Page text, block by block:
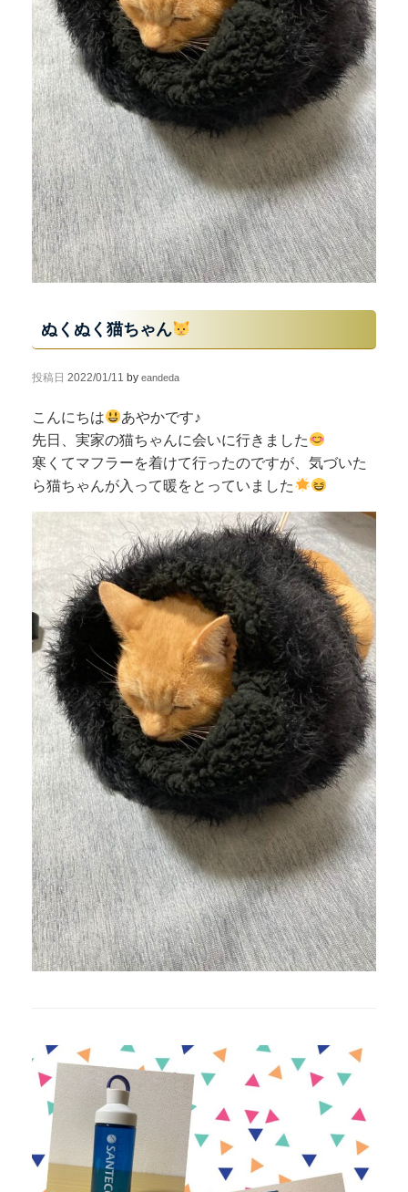
ぬくぬく猫ちゃん
投稿日 2022/01/11 by eandeda
こんにちは
あやかです♪
先日、実家の猫ちゃんに会いに行きました
寒くてマフラーを着けて行ったのですが、気づいた
ら猫ちゃんが入って暖をとっていました